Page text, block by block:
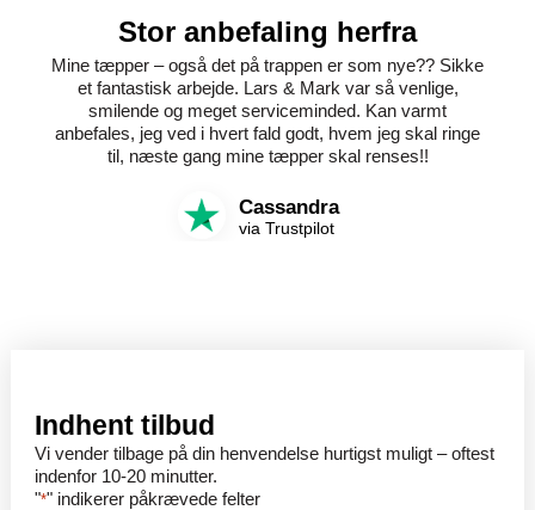
Stor anbefaling herfra
Mine tæpper – også det på trappen er som nye?? Sikke
et fantastisk arbejde. Lars & Mark var så venlige,
smilende og meget serviceminded. Kan varmt
anbefales, jeg ved i hvert fald godt, hvem jeg skal ringe
til, næste gang mine tæpper skal renses!!
Cassandra
via Trustpilot
Indhent tilbud
Vi vender tilbage på din henvendelse hurtigst muligt – oftest
indenfor 10-20 minutter.
"*" indikerer påkrævede felter